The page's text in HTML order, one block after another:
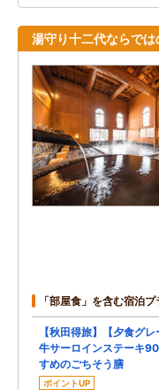
湯守り十二代ならで
「部屋食」を含む宿泊プ
【秋田得旅】【夕食グ
牛サーロインステーキ
すめのごちそう膳
ポイントUP